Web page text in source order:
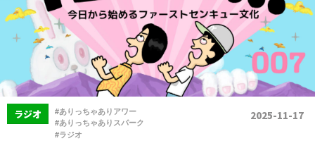
ラジオ #ありっちゃありアワー
#ありっちゃありスパーク
#ラジオ
2025-11-17